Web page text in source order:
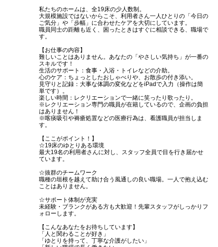
私たちのホームは、全19床の少人数制。
大規模施設ではないからこそ、利用者さん一人ひとりの「今日の
ご気分」や「歩幅」に合わせたケアを大切にしています。
職員同士の距離も近く、困ったときはすぐに相談できる、職場で
す。
【お仕事の内容】
難しいことはありません。あなたの「やさしい気持ち」が一番の
スキルです！
生活のサポート：食事・入浴・トイレなどの介助。
心のケア：ちょっとしたおしゃべりや、お散歩の付き添い。
見守りと記録：大事な体調の変化などをiPadで入力（操作は簡
単です）。
楽しい時間：レクリエーションで一緒に笑ったり歌ったり。
※レクリエーション専門の職員が在籍しているので、企画の負担
はありません！
※喀痰吸引や褥瘡処置などの医療行為は、看護職員が担当しま
す。
【ここがポイント！】
☆19床のゆとりある環境
最大19名の利用者さんに対し、スタッフ全員で目を行き届かせ
ています。
☆抜群のチームワーク
職種の垣根を越えて助け合う風通しの良い職場。一人で抱え込む
ことはありません。
☆サポート体制が充実
未経験・ブランクがある方も大歓迎！先輩スタッフがしっかりフ
ォローします。
【こんなあなたをお待ちしています】
「人と関わることが好き」
「ゆとりを持って、丁寧な介護がしたい」